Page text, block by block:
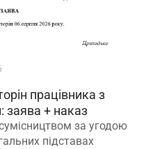
працівника з
заява + наказ
за угодою
підставах